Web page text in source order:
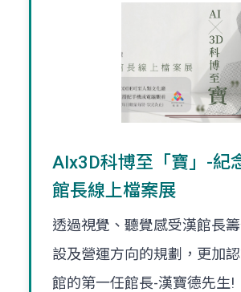
AIx3D科博至「寶」-紀
館長線上檔案展
透過視覺、聽覺感受漢館長
設及營運方向的規劃，更加
館的第一任館長-漢寶德先生!